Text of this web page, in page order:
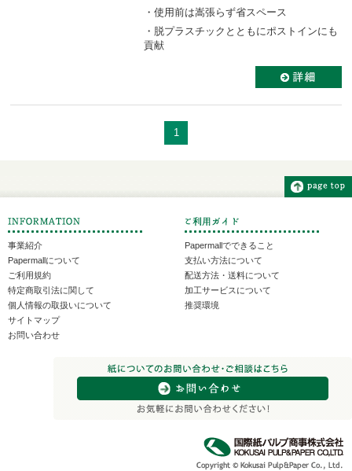
・使用前は嵩張らず省スペース
・脱プラスチックとともにポストインにも
貢献
1
事業紹介
Papermallについて
ご利用規約
特定商取引法に関して
個人情報の取扱いについて
サイトマップ
お問い合わせ
Papermallでできること
支払い方法について
配送方法・送料について
加工サービスについて
推奨環境